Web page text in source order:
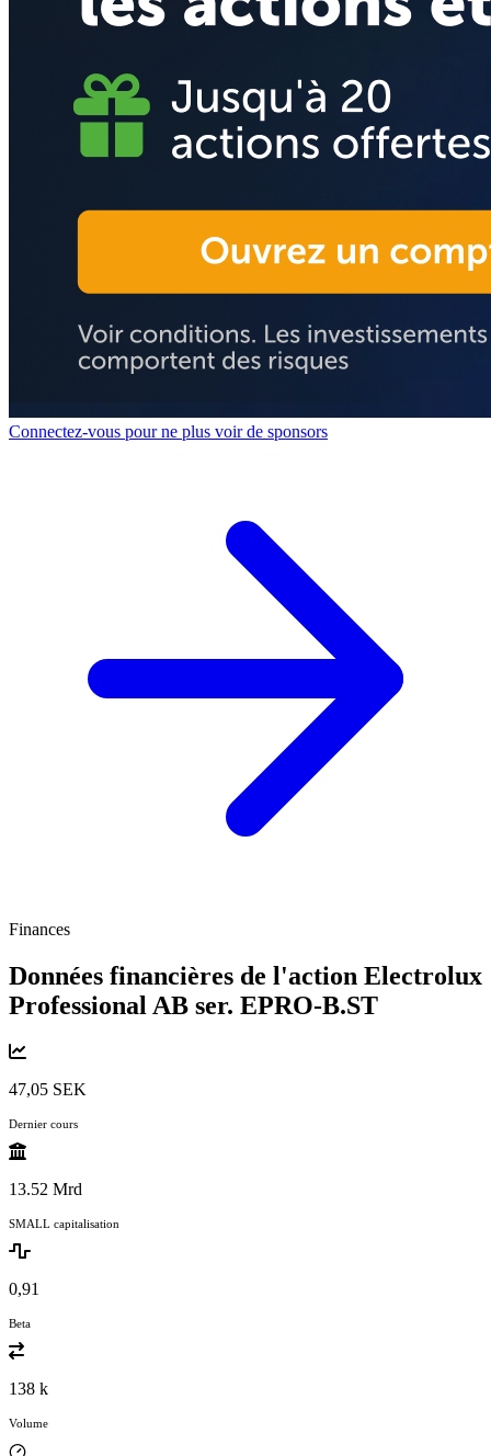
Connectez-vous pour ne plus voir de sponsors
Finances
Données financières de l'action Electrolux
Professional AB ser. EPRO-B.ST
47,05 SEK
Dernier cours
13.52 Mrd
SMALL capitalisation
0,91
Beta
138 k
Volume